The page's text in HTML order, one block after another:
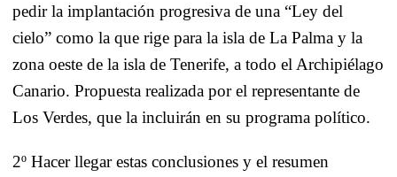
pedir la implantación progresiva de una “Ley del
cielo” como la que rige para la isla de La Palma y la
zona oeste de la isla de Tenerife, a todo el Archipiélago
Canario. Propuesta realizada por el representante de
Los Verdes, que la incluirán en su programa político.
2º Hacer llegar estas conclusiones y el resumen